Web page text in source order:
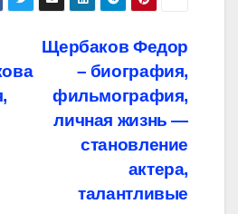
Щербаков Федор
– биография,
фильмография,
личная жизнь —
становление
актера,
талантливые